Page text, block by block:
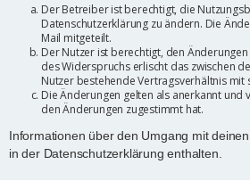
Der Betreiber ist berechtigt, die
Datenschutzerklärung zu ändern. Die
Mail mitgeteilt.
Der Nutzer ist berechtigt, den
des Widerspruchs erlischt das zwischen
Nutzer bestehende Vertragsverhältnis mit
Die Änderungen gelten als anerkannt und
den Änderungen zugestimmt hat.
Informationen über den Umgang mit
in der Datenschutzerklärung enthalten.